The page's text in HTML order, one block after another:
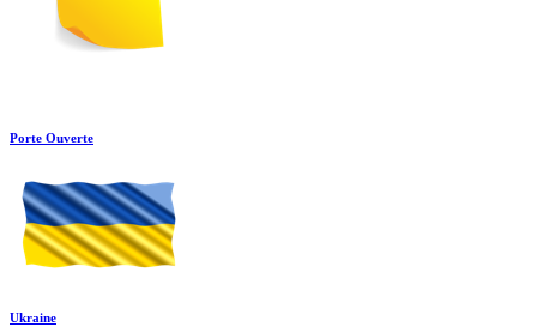
Porte Ouverte
Ukraine